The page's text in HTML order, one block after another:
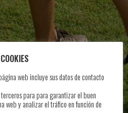
COOKIES
web incluye sus datos de contacto
para para garantizar el buen
web y analizar el tráfico en función de